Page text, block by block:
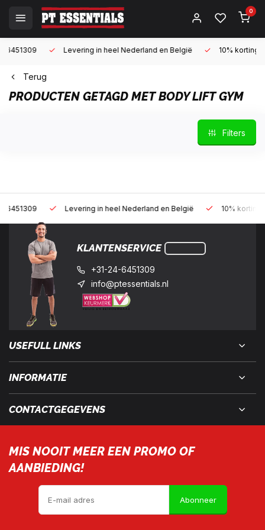
0
Levering in heel Nederland en België 10% korting met een
Terug
PRODUCTEN GETAGD MET BODY LIFT GYM
Filters
Levering in heel Nederland en België 10% korting met een
KLANTENSERVICE
+31-24-6451309
info@ptessentials.nl
USEFULL LINKS
INFORMATIE
CONTACTGEGEVENS
MIS NOOIT MEER EEN PROMO OF
AANBIEDING!
Abonneer